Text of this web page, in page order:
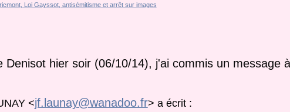
hier soir (06/10/14), j'ai commis un message
<jf.launay@wanadoo.fr> a écrit :